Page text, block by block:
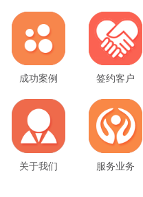
成功案例 签约客户
关于我们 服务业务